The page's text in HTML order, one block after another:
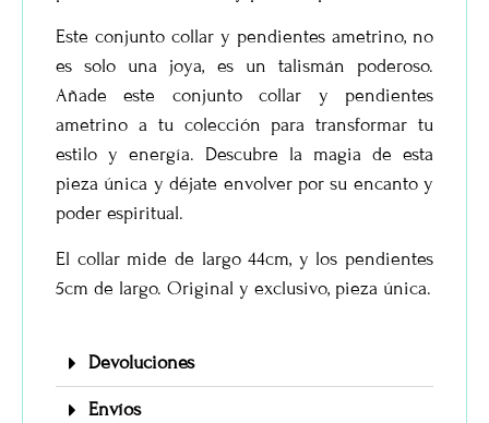
Este conjunto collar y pendientes ametrino, no
es solo una joya, es un talismán poderoso.
Añade este conjunto collar y pendientes
ametrino a tu colección para transformar tu
estilo y energía. Descubre la magia de esta
pieza única y déjate envolver por su encanto y
poder espiritual.
El collar mide de largo 44cm, y los pendientes
5cm de largo. Original y exclusivo, pieza única.
Devoluciones
Envíos